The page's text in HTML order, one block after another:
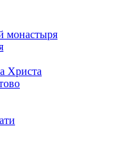
монастыря
Христа